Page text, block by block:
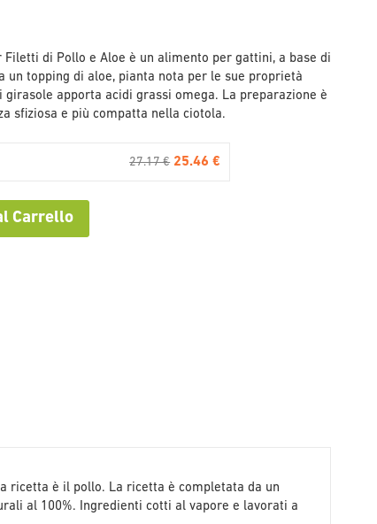
di Pollo e Aloe è un alimento per gattini, a base di
topping di aloe, pianta nota per le sue proprietà
girasole apporta acidi grassi omega. La preparazione è
sfiziosa e più compatta nella ciotola.
27.17 € 25.46 €
Carrello
ricetta è il pollo. La ricetta è completata da un
al 100%. Ingredienti cotti al vapore e lavorati a